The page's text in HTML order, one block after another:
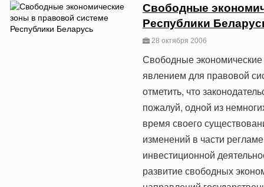
Свободные
Республики
28 октября 2006
Свободные
явлением для правовой
отметить, что
пожалуй, одной из
время своего
изменений в части
инвестиционной
развитие свободных